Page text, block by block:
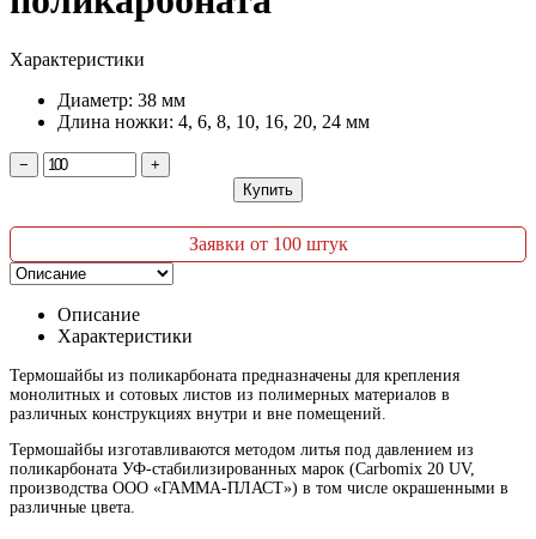
Характеристики
Диаметр: 38 мм
Длина ножки: 4, 6, 8, 10, 16, 20, 24 мм
−
+
Купить
Заявки от 100 штук
Описание
Характеристики
Термошайбы из поликарбоната предназначены для крепления
монолитных и сотовых листов из полимерных материалов в
различных конструкциях внутри и вне помещений.
Термошайбы изготавливаются методом литья под давлением из
поликарбоната УФ-стабилизированных марок (Carbomix 20 UV,
производства ООО «ГАММА-ПЛАСТ») в том числе окрашенными в
различные цвета.